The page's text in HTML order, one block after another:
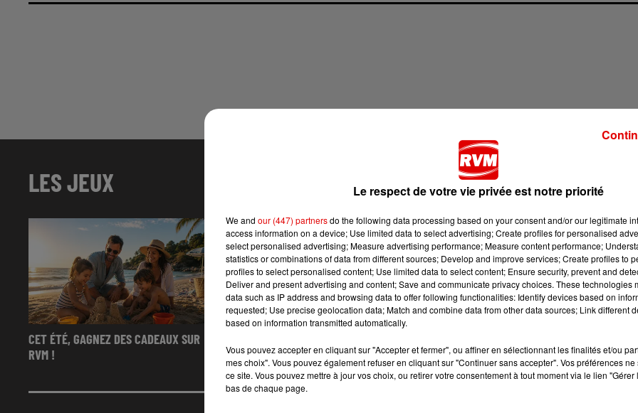
LES JEUX
CET ÉTÉ, GAGNEZ DES CADEAUX SUR
RVM !
LE JEU DE L'ANNIVERSAIRE
Le respect de votre vie privée est notre priorité
We and our (447) partnersdo the following data processing based on your consent and/or our legitimate
access information on a device; Use limited data to select advertising; Create profiles for personalised
select personalised advertising; Measure advertising performance; Measure content performance;
statistics or combinations of data from different sources; Develop and improve services; Create profiles to
profiles to select personalised content; Use limited data to select content; Ensure security, prevent and
Deliver and present advertising and content; Save and communicate privacy choices. These technologies
data such as IP address and browsing data to offer following functionalities: Identify devices based on
requested; Use precise geolocation data; Match and combine data from other data sources; Link different
based on information transmitted automatically.
Vous pouvez accepter en cliquant sur "Accepter et fermer", ou affiner en sélectionnant les finalités et/ou
mes choix". Vous pouvez également refuser en cliquant sur "Continuer sans accepter". Vos préférences
ce site. Vous pouvez mettre à jour vos choix, ou retirer votre consentement à tout moment via le lien
bas de chaque page.